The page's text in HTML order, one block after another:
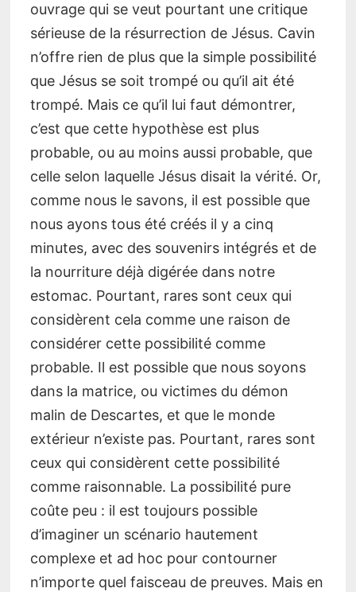
ouvrage qui se veut pourtant une critique
sérieuse de la résurrection de Jésus. Cavin
n’offre rien de plus que la simple possibilité
que Jésus se soit trompé ou qu’il ait été
trompé. Mais ce qu’il lui faut démontrer,
c’est que cette hypothèse est plus
probable, ou au moins aussi probable, que
celle selon laquelle Jésus disait la vérité. Or,
comme nous le savons, il est possible que
nous ayons tous été créés il y a cinq
minutes, avec des souvenirs intégrés et de
la nourriture déjà digérée dans notre
estomac. Pourtant, rares sont ceux qui
considèrent cela comme une raison de
considérer cette possibilité comme
probable. Il est possible que nous soyons
dans la matrice, ou victimes du démon
malin de Descartes, et que le monde
extérieur n’existe pas. Pourtant, rares sont
ceux qui considèrent cette possibilité
comme raisonnable. La possibilité pure
coûte peu : il est toujours possible
d’imaginer un scénario hautement
complexe et ad hoc pour contourner
n’importe quel faisceau de preuves. Mais en